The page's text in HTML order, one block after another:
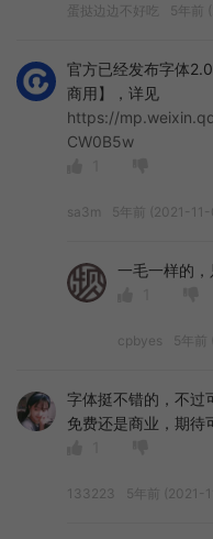
蛋挞边边不好吃 5年前
官方已经发布字体
商用】，详见
https://
CW0B5w
sa3m 5年前 (2021-
一毛一样的
cpbyes 5年前
字体挺不错的，不过
免费还是商业，期待
133223 5年前 (2021-